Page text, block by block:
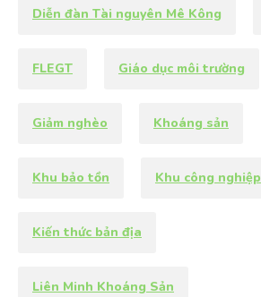
Diễn đàn Tài nguyên Mê Kông
FLEGT Giáo dục môi trường
Giảm nghèo Khoáng sản
Khu bảo tồn Khu công nghiệp
Kiến thức bản địa
Liên Minh Khoáng Sản